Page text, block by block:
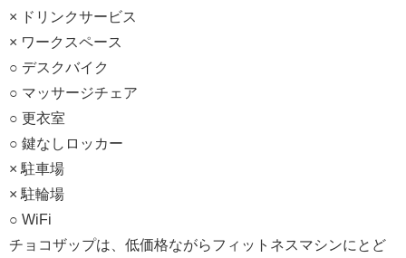
× ドリンクサービス
× ワークスペース
○ デスクバイク
○ マッサージチェア
○ 更衣室
○ 鍵なしロッカー
× 駐車場
× 駐輪場
○ WiFi
チョコザップは、低価格ながらフィットネスマシンにとど